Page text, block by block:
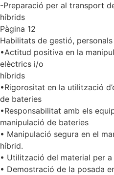
-Preparació per al transport
híbrids
Pàgina 12
Habilitats de gestió,
•Actitud positiva en la
elèctrics i/o
híbrids
•Rigorositat en la utilització
de bateries
•Responsabilitat amb els
manipulació de bateries
• Manipulació segura en el
híbrid.
• Utilització del material per
• Demostració de la posada